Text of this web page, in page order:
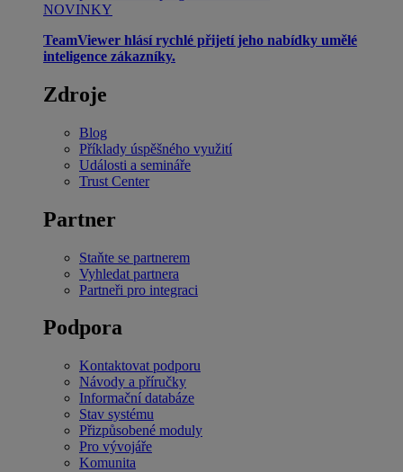
NOVINKY
TeamViewer hlásí rychlé přijetí jeho nabídky umělé
inteligence zákazníky.
Zdroje
Blog
Příklady úspěšného využití
Události a semináře
Trust Center
Partner
Staňte se partnerem
Vyhledat partnera
Partneři pro integraci
Podpora
Kontaktovat podporu
Návody a příručky
Informační databáze
Stav systému
Přizpůsobené moduly
Pro vývojáře
Komunita